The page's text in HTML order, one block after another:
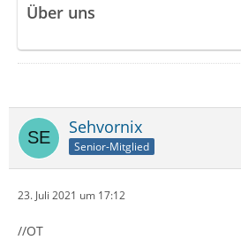
Über uns
Sehvornix
Senior-Mitglied
23. Juli 2021 um 17:12
//OT